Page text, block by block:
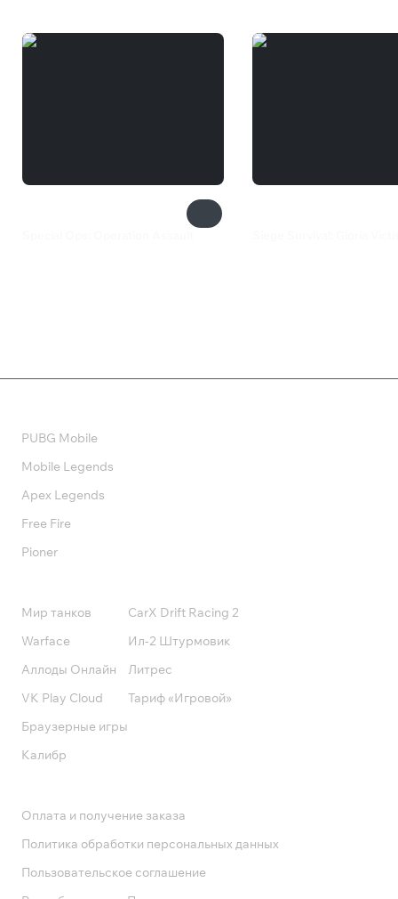
PUBG Mobile
Mobile Legends
Apex Legends
Free Fire
Pioner
Мир танков
Warface
Аллоды Онлайн
VK Play Cloud
Браузерные игры
Калибр
CarX Drift Racing 2
Ил-2 Штурмовик
Литрес
Тариф «Игровой»
Оплата и получение заказа
Политика обработки персональных данных
Пользовательское соглашение